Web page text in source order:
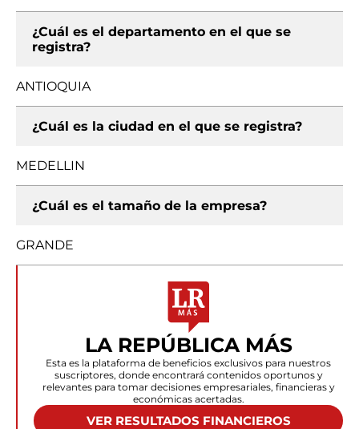
¿Cuál es el departamento en el que se
registra?
ANTIOQUIA
¿Cuál es la ciudad en el que se registra?
MEDELLIN
¿Cuál es el tamaño de la empresa?
GRANDE
LA REPÚBLICA MÁS
Esta es la plataforma de beneficios exclusivos para nuestros
suscriptores, donde encontrará contenidos oportunos y
relevantes para tomar decisiones empresariales, financieras y
económicas acertadas.
VER RESULTADOS FINANCIEROS